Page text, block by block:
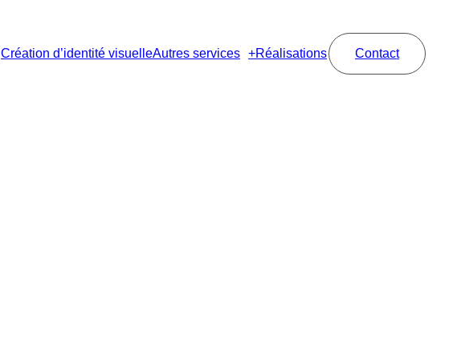
Création d’identité visuelleAutres services Réalisations Contact